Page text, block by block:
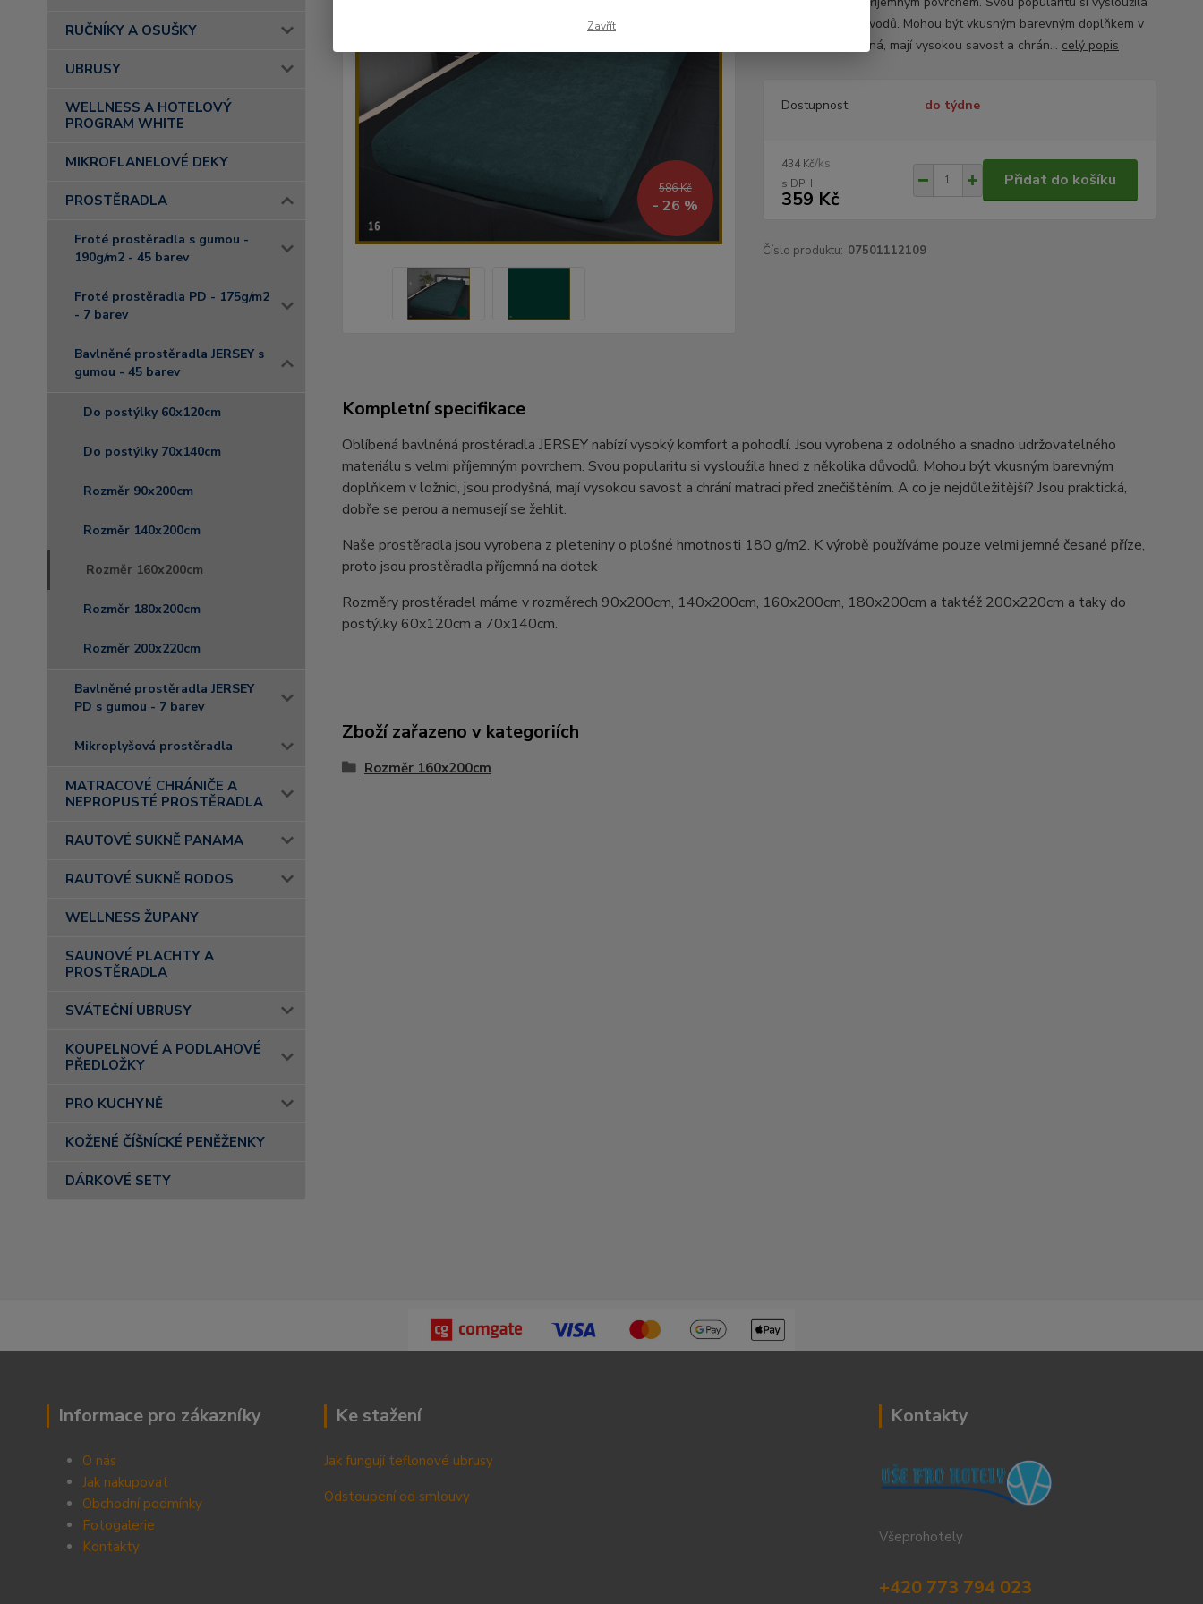
RUČNÍKY A OSUŠKY
UBRUSY
WELLNESS A HOTELOVÝ
PROGRAM WHITE
MIKROFLANELOVÉ DEKY
PROSTĚRADLA
Froté prostěradla s gumou -
190g/m2 - 45 barev
Froté prostěradla PD - 175g/m2
- 7 barev
Bavlněné prostěradla JERSEY s
gumou - 45 barev
Do postýlky 60x120cm
Do postýlky 70x140cm
Rozměr 90x200cm
Rozměr 140x200cm
Rozměr 160x200cm
Rozměr 180x200cm
Rozměr 200x220cm
Bavlněné prostěradla JERSEY
PD s gumou - 7 barev
Mikroplyšová prostěradla
MATRACOVÉ CHRÁNIČE A
NEPROPUSTÉ PROSTĚRADLA
RAUTOVÉ SUKNĚ PANAMA
RAUTOVÉ SUKNĚ RODOS
WELLNESS ŽUPANY
SAUNOVÉ PLACHTY A
PROSTĚRADLA
SVÁTEČNÍ UBRUSY
KOUPELNOVÉ A PODLAHOVÉ
PŘEDLOŽKY
PRO KUCHYNĚ
KOŽENÉ ČÍŠNÍCKÉ PENĚŽENKY
DÁRKOVÉ SETY
586 Kč
- 26 %
hned z několika důvodů. Mohou být vkusným barevným doplňkem v
ložnici, jsou prodyšná, mají vysokou savost a chrán... celý popis
Dostupnost do týdne
434 Kč/ks
359 Kč
Přidat do košíku
Číslo produktu: 07501112109
Kompletní specifikace
Oblíbená bavlněná prostěradla JERSEY nabízí vysoký komfort a pohodlí. Jsou vyrobena z odolného a snadno udržovatelného
materiálu s velmi příjemným povrchem. Svou popularitu si vysloužila hned z několika důvodů. Mohou být vkusným barevným
doplňkem v ložnici, jsou prodyšná, mají vysokou savost a chrání matraci před znečištěním. A co je nejdůležitější? Jsou praktická,
dobře se perou a nemusejí se žehlit.
Naše prostěradla jsou vyrobena z pleteniny o plošné hmotnosti 180 g/m2. K výrobě používáme pouze velmi jemné česané příze,
proto jsou prostěradla příjemná na dotek
Rozměry prostěradel máme v rozměrech 90x200cm, 140x200cm, 160x200cm, 180x200cm a taktéž 200x220cm a taky do
postýlky 60x120cm a 70x140cm.
Zboží zařazeno v kategoriích
Rozměr 160x200cm
Informace pro zákazníky
O nás
Jak nakupovat
Obchodní podmínky
Fotogalerie
Kontakty
Ke stažení
Jak fungují teflonové ubrusy
Odstoupení od smlouvy
Kontakty
Všeprohotely
+420 773 794 023
Zavřít